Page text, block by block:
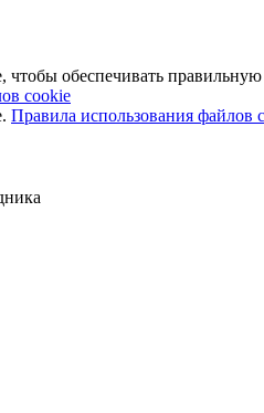
обеспечивать правильную
cookie
Правила использования файлов